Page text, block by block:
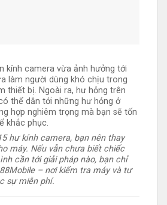
kính camera vừa ảnh hưởng tới
làm người dùng khó chịu trong
thiết bị. Ngoài ra, hư hỏng trên
thể dẫn tới những hư hỏng ở
hợp nghiêm trọng mà bạn sẽ tốn
khắc phục.
hư kính camera, bạn nên thay
máy. Nếu vẫn chưa biết chiếc
cần tới giải pháp nào, bạn chỉ
– nơi kiểm tra máy và tư
sự miễn phí.